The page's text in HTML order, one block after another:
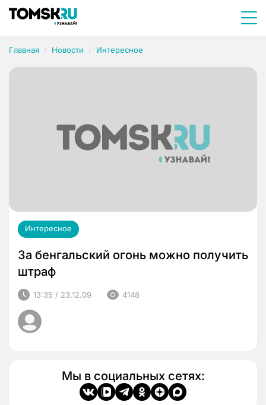
Главная Новости Интересное
Интересное
За бенгальский огонь можно получить
штраф
13:35 / 23.12.09 4148
Мы в социальных сетях: